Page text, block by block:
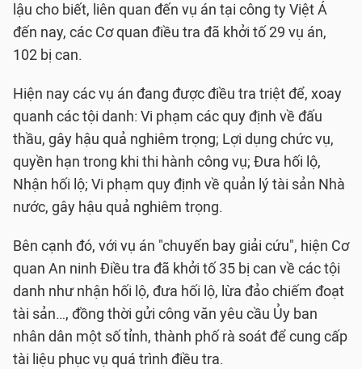
lậu cho biết, liên quan đến vụ án tại công ty Việt Á
đến nay, các Cơ quan điều tra đã khởi tố 29 vụ án,
102 bị can.
Hiện nay các vụ án đang được điều tra triệt để, xoay
quanh các tội danh: Vi phạm các quy định về đấu
thầu, gây hậu quả nghiêm trọng; Lợi dụng chức vụ,
quyền hạn trong khi thi hành công vụ; Đưa hối lộ,
Nhận hối lộ; Vi phạm quy định về quản lý tài sản Nhà
nước, gây hậu quả nghiêm trọng.
Bên cạnh đó, với vụ án "chuyến bay giải cứu", hiện Cơ
quan An ninh Điều tra đã khởi tố 35 bị can về các tội
danh như nhận hối lộ, đưa hối lộ, lừa đảo chiếm đoạt
tài sản…, đồng thời gửi công văn yêu cầu Ủy ban
nhân dân một số tỉnh, thành phố rà soát để cung cấp
tài liệu phục vụ quá trình điều tra.